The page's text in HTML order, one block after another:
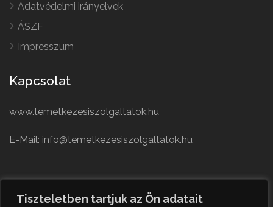
Tiszteletben tartjuk az Ön adatait
Adatvédelmi irányelvek
ÁSZF
Impresszum
Kapcsolat
www.temetkezesiszolgaltatok.hu
E-Mail: info@temetkezesiszolgaltatok.hu
German